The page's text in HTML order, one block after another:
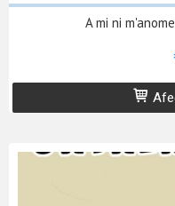
A mi ni